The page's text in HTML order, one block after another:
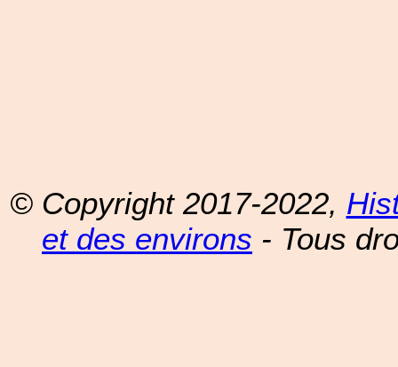
© Copyright 2017-2022,
et des environs - Tous